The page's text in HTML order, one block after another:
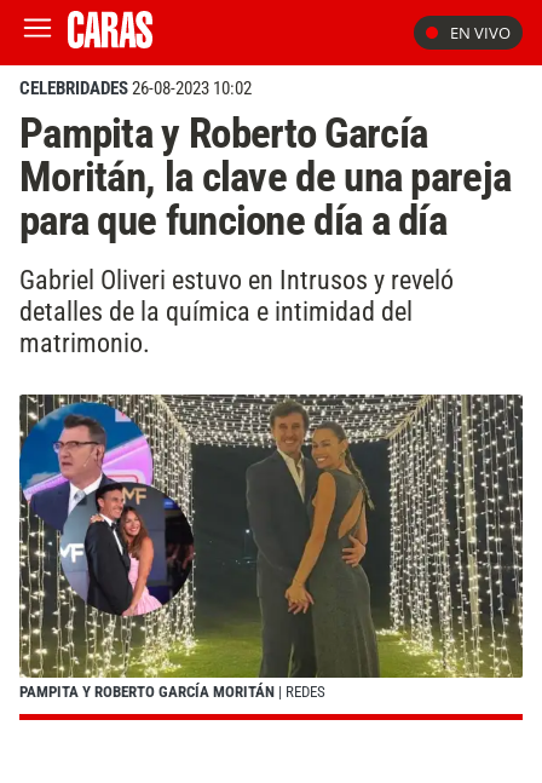
EN VIVO
CELEBRIDADES26-08-2023 10:02
Pampita y Roberto García
Moritán, la clave de una pareja
para que funcione día a día
Gabriel Oliveri estuvo en Intrusos y reveló
detalles de la química e intimidad del
matrimonio.
PAMPITA Y ROBERTO GARCÍA MORITÁN | REDES